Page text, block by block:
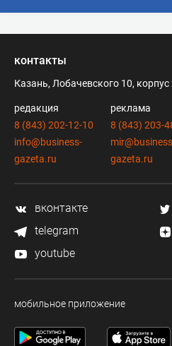
контакты
Казань, Лобачевского 10, корпус
редакция
8 (843) 202-12-10
info@business-
gazeta.ru
реклама
8 (843) 203-
gazeta.ru
вконтакте
telegram
youtube
мобильное приложение